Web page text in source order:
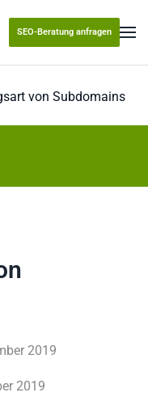
SEO-Beratung anfragen
von Subdomains
2019
2019